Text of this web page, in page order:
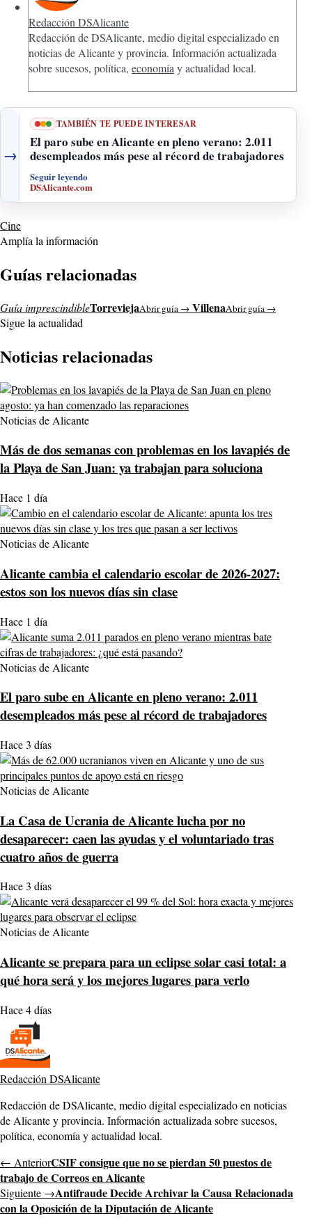
Redacción DSAlicante
Redacción de DSAlicante, medio digital especializado en
noticias de Alicante y provincia. Información actualizada
sobre sucesos, política, economíay actualidad local.
→
TAMBIÉN TE PUEDE INTERESAR
El paro sube en Alicante en pleno verano: 2.011
desempleados más pese al récord de trabajadores
Seguir leyendo
DSAlicante.com
Cine
Amplía la información
Guías relacionadas
Guía imprescindibleTorreviejaAbrir guía → VillenaAbrir guía →
Sigue la actualidad
Noticias relacionadas
Noticias de Alicante
Más de dos semanas con problemas en los lavapiés de
la Playa de San Juan: ya trabajan para soluciona
Hace 1 día
Noticias de Alicante
Alicante cambia el calendario escolar de 2026-2027:
estos son los nuevos días sin clase
Hace 1 día
Noticias de Alicante
El paro sube en Alicante en pleno verano: 2.011
desempleados más pese al récord de trabajadores
Hace 3 días
Noticias de Alicante
La Casa de Ucrania de Alicante lucha por no
desaparecer: caen las ayudas y el voluntariado tras
cuatro años de guerra
Hace 3 días
Noticias de Alicante
Alicante se prepara para un eclipse solar casi total: a
qué hora será y los mejores lugares para verlo
Hace 4 días
Redacción DSAlicante
Redacción de DSAlicante, medio digital especializado en noticias
de Alicante y provincia. Información actualizada sobre sucesos,
política, economía y actualidad local.
← AnteriorCSIF consigue que no se pierdan 50 puestos de
trabajo de Correos en Alicante
Siguiente →Antifraude Decide Archivar la Causa Relacionada
con la Oposición de la Diputación de Alicante